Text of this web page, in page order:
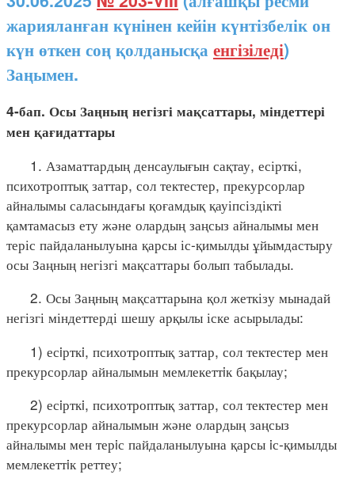
жарияланған күнінен кейін күнтізбелік он
күн өткен соң қолданысқа енгізіледі)
Заңымен.
4-бап. Осы Заңның негізгі мақсаттары, міндеттері
мен қағидаттары
1. Азаматтардың денсаулығын сақтау, есірткі,
психотроптық заттар, сол тектестер, прекурсорлар
айналымы саласындағы қоғамдық қауіпсіздікті
қамтамасыз ету және олардың заңсыз айналымы мен
теріс пайдаланылуына қарсы іс-қимылды ұйымдастыру
осы Заңның негізгі мақсаттары болып табылады.
2. Осы Заңның мақсаттарына қол жеткізу мынадай
негізгі міндеттерді шешу арқылы іске асырылады:
1) есiрткi, психотроптық заттар, сол тектестер мен
прекурсорлар айналымын мемлекеттiк бақылау;
2) есiрткi, психотроптық заттар, сол тектестер мен
прекурсорлар айналымын және олардың заңсыз
айналымы мен терiс пайдаланылуына қарсы iс-қимылды
мемлекеттiк реттеу;